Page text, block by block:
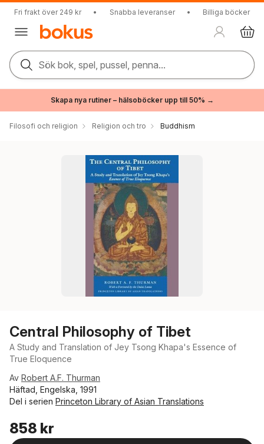
Fri frakt över 249 kr • Snabba leveranser • Billiga böcker
Sök bok, spel, pussel, penna...
Skapa nya rutiner – hälsoböcker upp till 50% →
Filosofi och religion Religion och tro Buddhism
Central Philosophy of Tibet
A Study and Translation of Jey Tsong Khapa's Essence of
True Eloquence
Av Robert A.F. Thurman
Häftad, Engelska, 1991
Del i serien Princeton Library of Asian Translations
858 kr